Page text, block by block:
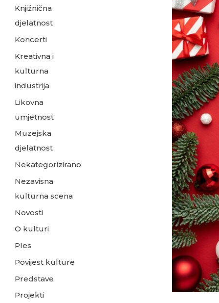
Knjižnična
djelatnost
Koncerti
Kreativna i
kulturna
industrija
Likovna
umjetnost
Muzejska
djelatnost
Nekategorizirano
Nezavisna
kulturna scena
Novosti
O kulturi
Ples
Povijest kulture
Predstave
Projekti
otkrijte
priče
iz
fundusa!
9/24